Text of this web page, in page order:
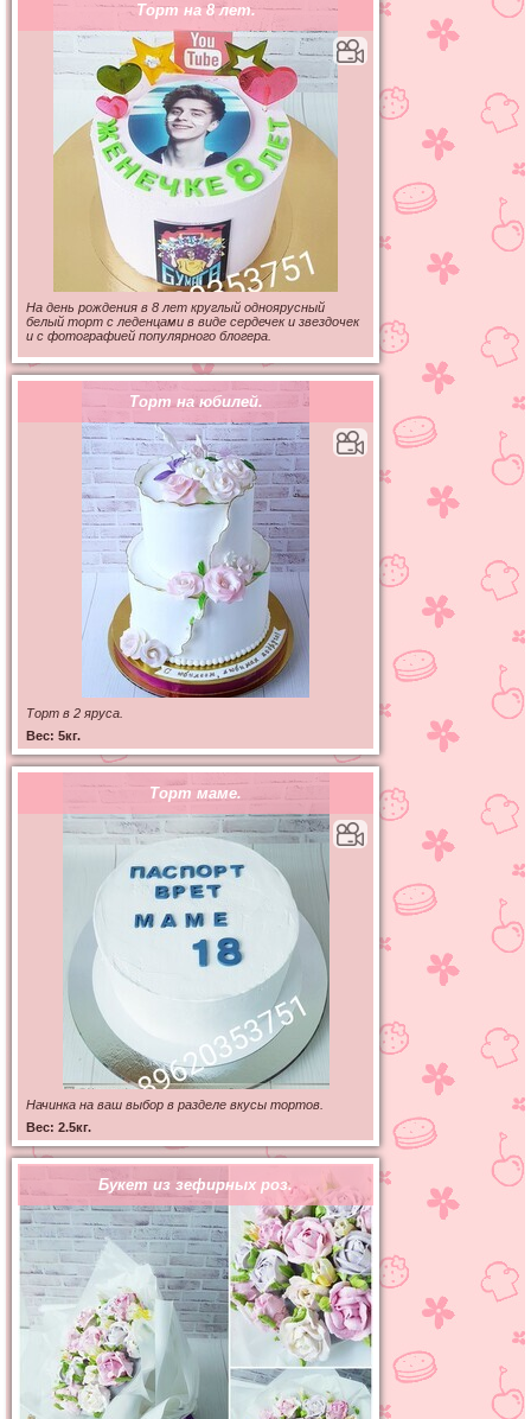
Торт на 8 лет.
На день рождения в 8 лет круглый одноярусный
белый торт с леденцами в виде сердечек и звездочек
и с фотографией популярного блогера.
Торт на юбилей.
Торт в 2 яруса.
Вес: 5кг.
Торт маме.
Начинка на ваш выбор в разделе вкусы тортов.
Вес: 2.5кг.
Букет из зефирных роз.